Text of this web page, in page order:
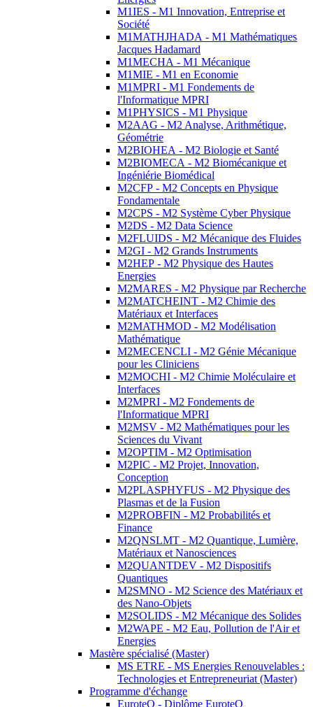
M1IES - M1 Innovation, Entreprise et
Société
M1MATHJHADA - M1 Mathématiques
Jacques Hadamard
M1MECHA - M1 Mécanique
M1MIE - M1 en Economie
M1MPRI - M1 Fondements de
l'Informatique MPRI
M1PHYSICS - M1 Physique
M2AAG - M2 Analyse, Arithmétique,
Géométrie
M2BIOHEA - M2 Biologie et Santé
M2BIOMECA - M2 Biomécanique et
Ingéniérie Biomédical
M2CFP - M2 Concepts en Physique
Fondamentale
M2CPS - M2 Système Cyber Physique
M2DS - M2 Data Science
M2FLUIDS - M2 Mécanique des Fluides
M2GI - M2 Grands Instruments
M2HEP - M2 Physique des Hautes
Energies
M2MARES - M2 Physique par Recherche
M2MATCHEINT - M2 Chimie des
Matériaux et Interfaces
M2MATHMOD - M2 Modélisation
Mathématique
M2MECENCLI - M2 Génie Mécanique
pour les Cliniciens
M2MOCHI - M2 Chimie Moléculaire et
Interfaces
M2MPRI - M2 Fondements de
l'Informatique MPRI
M2MSV - M2 Mathématiques pour les
Sciences du Vivant
M2OPTIM - M2 Optimisation
M2PIC - M2 Projet, Innovation,
Conception
M2PLASPHYFUS - M2 Physique des
Plasmas et de la Fusion
M2PROBFIN - M2 Probabilités et
Finance
M2QNSLMT - M2 Quantique, Lumière,
Matériaux et Nanosciences
M2QUANTDEV - M2 Dispositifs
Quantiques
M2SMNO - M2 Science des Matériaux et
des Nano-Objets
M2SOLIDS - M2 Mécanique des Solides
M2WAPE - M2 Eau, Pollution de l'Air et
Energies
Mastère spécialisé (Master)
MS ETRE - MS Energies Renouvelables :
Technologies et Entrepreneuriat (Master)
Programme d'échange
EuroteQ - Diplôme EuroteQ